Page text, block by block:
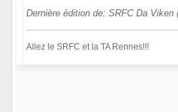
Dernière édition de: SRFC Da Viken
Allez le SRFC et la TA Rennes!!!